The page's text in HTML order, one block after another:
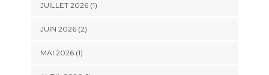
JUILLET 2026(1)
JUIN 2026(2)
MAI 2026(1)